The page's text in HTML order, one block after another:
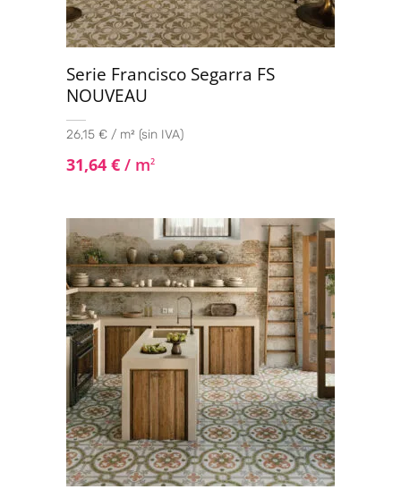
Serie Francisco Segarra FS
NOUVEAU
26,15 € / m² (sin IVA)
31,64 € / m2